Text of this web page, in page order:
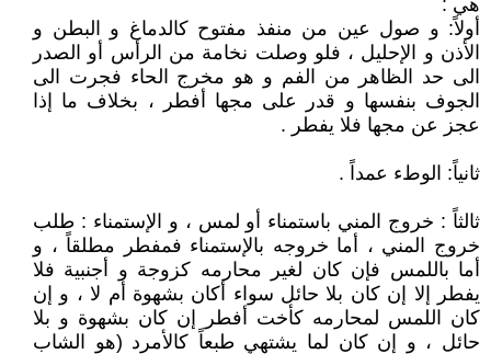
هي :
أولاً: و صول عين من منفذ مفتوح كالدماغ و البطن و
الأذن و الإحليل ، فلو وصلت نخامة من الرأس أو الصدر
الى حد الظاهر من الفم و هو مخرج الحاء فجرت الى
الجوف بنفسها و قدر على مجها أفطر ، بخلاف ما إذا
عجز عن مجها فلا يفطر .
ثانياً: الوطء عمداً .
ثالثاً : خروج المني باستمناء أو لمس ، و الإستمناء : طلب
خروج المني ، أما خروجه بالإستمناء فمفطر مطلقاً ، و
أما باللمس فإن كان لغير محارمه كزوجة و أجنبية فلا
يفطر إلا إن كان بلا حائل سواء أكان بشهوة أم لا ، و إن
كان اللمس لمحارمه كأخت أفطر إن كان بشهوة و بلا
حائل ، و إن كان لما يشتهي طبعاً كالأمرد (هو الشاب